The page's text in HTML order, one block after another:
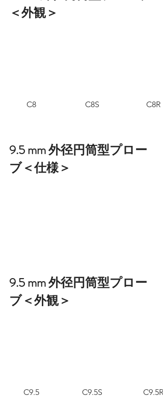
＜外観＞
C8 C8S C8R
9.5 mm 外径円筒型プロー
ブ＜仕様＞
9.5 mm 外径円筒型プロー
ブ＜外観＞
C9.5 C9.5S C9.5R